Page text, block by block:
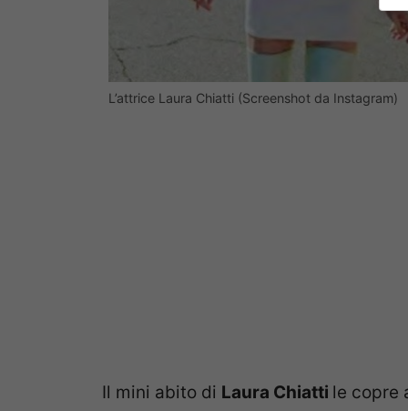
L’attrice Laura Chiatti (Screenshot da Instagram)
Il mini abito di Laura Chiatti le copre